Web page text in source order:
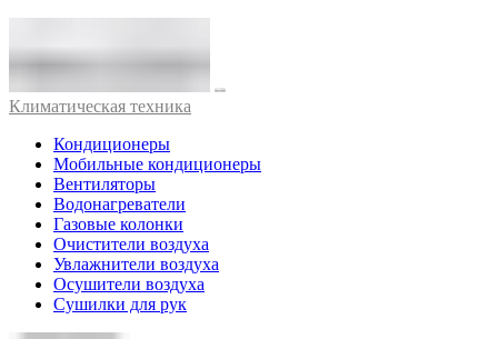
Климатическая техника
Кондиционеры
Мобильные кондиционеры
Вентиляторы
Водонагреватели
Газовые колонки
Очистители воздуха
Увлажнители воздуха
Осушители воздуха
Сушилки для рук